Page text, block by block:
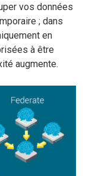
vos données
; dans
en
à être
augmente.